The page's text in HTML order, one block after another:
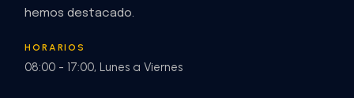
hemos destacado.
HORARIOS
08:00 - 17:00, Lunes a Viernes